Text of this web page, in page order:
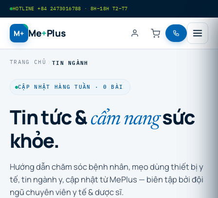
HOTLINE +84 2473016788 · 8H–18H T2–T7
M+ Me+Plus
TRANG CHỦ TIN NGÀNH
CẬP NHẬT HÀNG TUẦN · 0 BÀI
Tin tức &cẩm nangsức
khỏe.
Hướng dẫn chăm sóc bệnh nhân, mẹo dùng thiết bị y
tế, tin ngành y, cập nhật từ MePlus — biên tập bởi đội
ngũ chuyên viên y tế & dược sĩ.